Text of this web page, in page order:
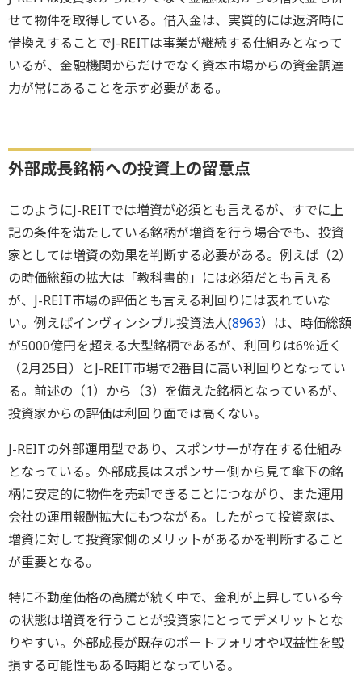
せて物件を取得している。借入金は、実質的には返済時に
借換えすることでJ-REITは事業が継続する仕組みとなって
いるが、金融機関からだけでなく資本市場からの資金調達
力が常にあることを示す必要がある。
外部成長銘柄への投資上の留意点
このようにJ-REITでは増資が必須とも言えるが、すでに上
記の条件を満たしている銘柄が増資を行う場合でも、投資
家としては増資の効果を判断する必要がある。例えば（2）
の時価総額の拡大は「教科書的」には必須だとも言える
が、J-REIT市場の評価とも言える利回りには表れていな
い。例えばインヴィンシブル投資法人(8963）は、時価総額
が5000億円を超える大型銘柄であるが、利回りは6％近く
（2月25日）とJ-REIT市場で2番目に高い利回りとなってい
る。前述の（1）から（3）を備えた銘柄となっているが、
投資家からの評価は利回り面では高くない。
J-REITの外部運用型であり、スポンサーが存在する仕組み
となっている。外部成長はスポンサー側から見て傘下の銘
柄に安定的に物件を売却できることにつながり、また運用
会社の運用報酬拡大にもつながる。したがって投資家は、
増資に対して投資家側のメリットがあるかを判断すること
が重要となる。
特に不動産価格の高騰が続く中で、金利が上昇している今
の状態は増資を行うことが投資家にとってデメリットとな
りやすい。外部成長が既存のポートフォリオや収益性を毀
損する可能性もある時期となっている。